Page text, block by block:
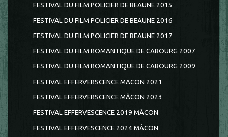
FESTIVAL DU FILM POLICIER DE BEAUNE 2015
FESTIVAL DU FILM POLICIER DE BEAUNE 2016
FESTIVAL DU FILM POLICIER DE BEAUNE 2017
FESTIVAL DU FILM ROMANTIQUE DE CABOURG 2007
FESTIVAL DU FILM ROMANTIQUE DE CABOURG 2009
FESTIVAL EFFERVERSCENCE MACON 2021
FESTIVAL EFFERVERSCENCE MÂCON 2023
FESTIVAL EFFERVESCENCE 2019 MÂCON
FESTIVAL EFFERVESCENCE 2024 MÂCON